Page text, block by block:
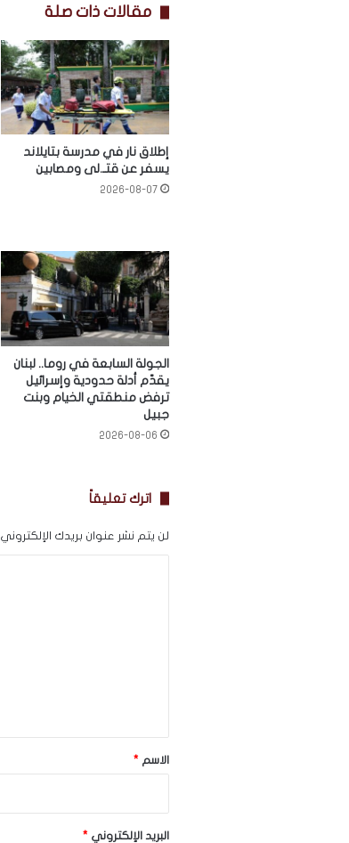
مقالات ذات صلة
إطلاق نار في مدرسة بتايلاند
يسفر عن قتـ.لى ومصابين
2026-08-07
الجولة السابعة في روما.. لبنان
يقدّم أدلة حدودية وإسرائيل
ترفض منطقتي الخيام وبنت
جبيل
2026-08-06
اترك تعليقاً
لن يتم نشر عنوان بريدك الإلكتروني.
*
الاسم *
البريد الإلكتروني *